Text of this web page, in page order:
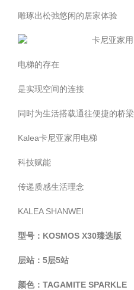
雕琢出松弛悠闲的居家体验
电梯的存在
是实现空间的连接
同时为生活搭载通往便捷的桥梁
Kalea卡尼亚家用电梯
科技赋能
传递质感生活理念
KALEA SHANWEI
型号：KOSMOS X30臻选版
层站：5层5站
颜色：TAGAMITE SPARKLE